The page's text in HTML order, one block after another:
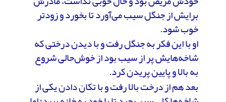
برایش از جنگل سیب می‌آورد تا بخورد و زودتر
خوب شود.
او با این فکر به جنگل رفت و با دیدن درختی که
شاخه‌هایش پر از سیب بود از خوش‌حالی شروع
به بالا و پایین پریدن کرد.
بعد هم از درخت بالا رفت و با تکان دادن یکی از